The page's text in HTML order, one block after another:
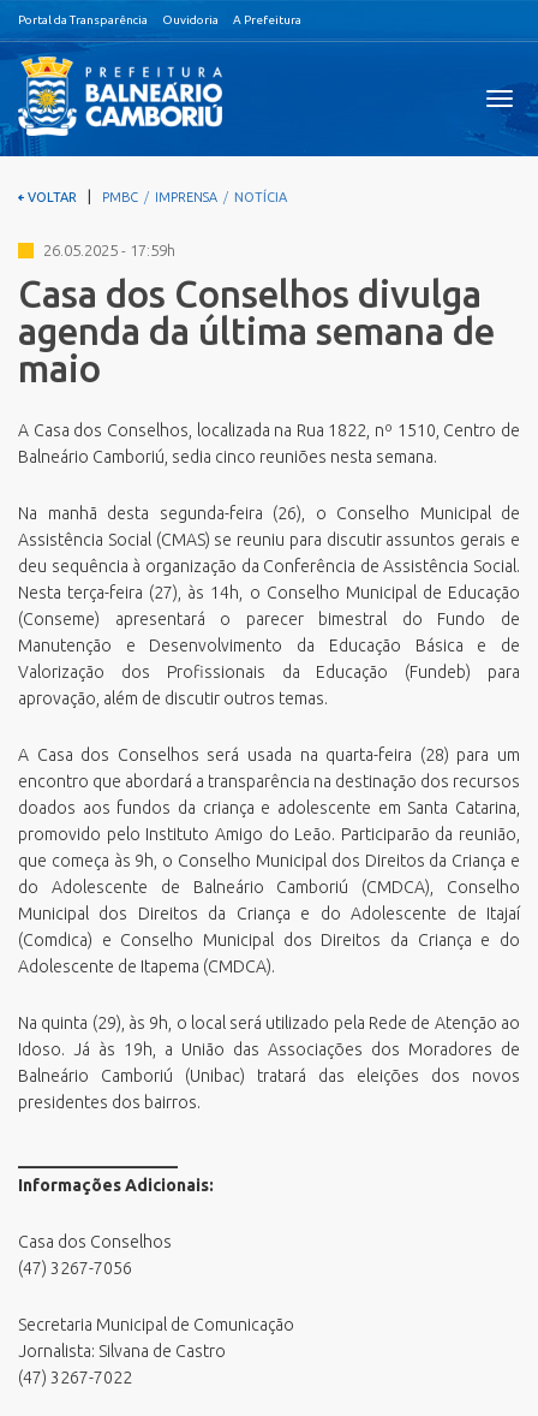
Portal da Transparência Ouvidoria A Prefeitura
VOLTAR PMBC IMPRENSA NOTÍCIA
26.05.2025 - 17:59h
Casa dos Conselhos divulga
agenda da última semana de
maio
A Casa dos Conselhos, localizada na Rua 1822, nº 1510, Centro de
Balneário Camboriú, sedia cinco reuniões nesta semana.
Na manhã desta segunda-feira (26), o Conselho Municipal de
Assistência Social (CMAS) se reuniu para discutir assuntos gerais e
deu sequência à organização da Conferência de Assistência Social.
Nesta terça-feira (27), às 14h, o Conselho Municipal de Educação
(Conseme) apresentará o parecer bimestral do Fundo de
Manutenção e Desenvolvimento da Educação Básica e de
Valorização dos Profissionais da Educação (Fundeb) para
aprovação, além de discutir outros temas.
A Casa dos Conselhos será usada na quarta-feira (28) para um
encontro que abordará a transparência na destinação dos recursos
doados aos fundos da criança e adolescente em Santa Catarina,
promovido pelo Instituto Amigo do Leão. Participarão da reunião,
que começa às 9h, o Conselho Municipal dos Direitos da Criança e
do Adolescente de Balneário Camboriú (CMDCA), Conselho
Municipal dos Direitos da Criança e do Adolescente de Itajaí
(Comdica) e Conselho Municipal dos Direitos da Criança e do
Adolescente de Itapema (CMDCA).
Na quinta (29), às 9h, o local será utilizado pela Rede de Atenção ao
Idoso. Já às 19h, a União das Associações dos Moradores de
Balneário Camboriú (Unibac) tratará das eleições dos novos
presidentes dos bairros.
Informações Adicionais:
Casa dos Conselhos
(47) 3267-7056
Secretaria Municipal de Comunicação
Jornalista: Silvana de Castro
(47) 3267-7022